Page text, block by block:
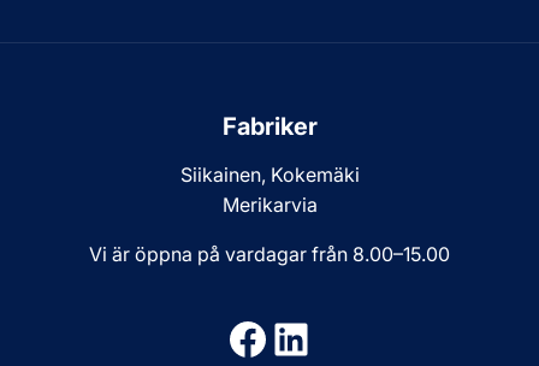
Fabriker
Siikainen, Kokemäki
Merikarvia
Vi är öppna på vardagar från 8.00–15.00
Facebook
LinkedIn